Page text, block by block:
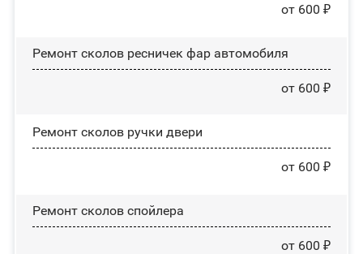
от 600 ₽
Ремонт сколов ресничек фар автомобиля
от 600 ₽
Ремонт сколов ручки двери
от 600 ₽
Ремонт сколов спойлера
от 600 ₽